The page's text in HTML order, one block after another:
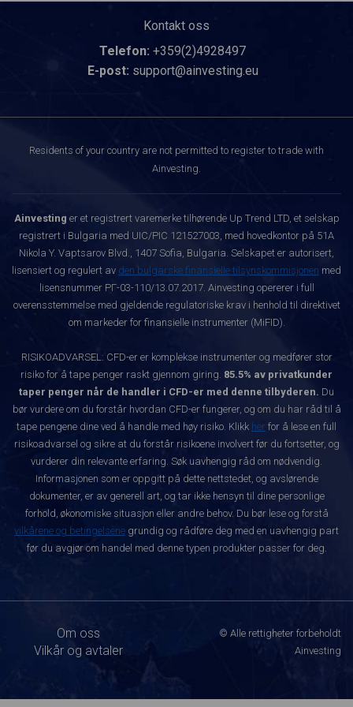
Kontakt oss
Telefon: +359(2)4928497
E-post: support@ainvesting.eu
Residents of your country are not permitted to register to trade with
Ainvesting.
Ainvesting er et registrert varemerke tilhørende Up Trend LTD, et selskap
registrert i Bulgaria med UIC/PIC 121527003, med hovedkontor på 51A
Nikola Y. Vaptsarov Blvd., 1407 Sofia, Bulgaria. Selskapet er autorisert,
lisensiert og regulert av den bulgarske finansielle tilsynskommisjonen med
lisensnummer РГ-03-110/13.07.2017. Ainvesting opererer i full
overensstemmelse med gjeldende regulatoriske krav i henhold til direktivet
om markeder for finansielle instrumenter (MiFID).
RISIKOADVARSEL: CFD-er er komplekse instrumenter og medfører stor
risiko for å tape penger raskt gjennom giring. 85.5% av privatkunder
taper penger når de handler i CFD-er med denne tilbyderen. Du
bør vurdere om du forstår hvordan CFD-er fungerer, og om du har råd til å
tape pengene dine ved å handle med høy risiko. Klikk her for å lese en full
risikoadvarsel og sikre at du forstår risikoene involvert før du fortsetter, og
vurderer din relevante erfaring. Søk uavhengig råd om nødvendig.
Informasjonen som er oppgitt på dette nettstedet, og avslørende
dokumenter, er av generell art, og tar ikke hensyn til dine personlige
forhold, økonomiske situasjon eller andre behov. Du bør lese og forstå
vilkårene og betingelsene grundig og rådføre deg med en uavhengig part
før du avgjør om handel med denne typen produkter passer for deg.
Om oss
Vilkår og avtaler
© Alle rettigheter forbeholdt
Ainvesting